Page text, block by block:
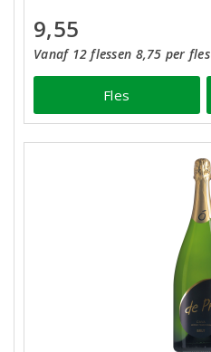
9,55
Vanaf 12 flessen 8,75 per fles
Fles